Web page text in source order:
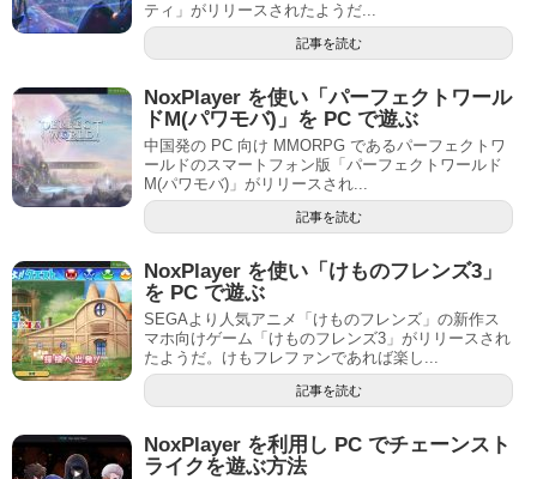
ティ」がリリースされたようだ...
記事を読む
NoxPlayer を使い「パーフェクトワール
ドM(パワモバ)」を PC で遊ぶ
中国発の PC 向け MMORPG であるパーフェクトワ
ールドのスマートフォン版「パーフェクトワールド
M(パワモバ)」がリリースされ...
記事を読む
NoxPlayer を使い「けものフレンズ3」
を PC で遊ぶ
SEGAより人気アニメ「けものフレンズ」の新作ス
マホ向けゲーム「けものフレンズ3」がリリースされ
たようだ。けもフレファンであれば楽し...
記事を読む
NoxPlayer を利用し PC でチェーンスト
ライクを遊ぶ方法